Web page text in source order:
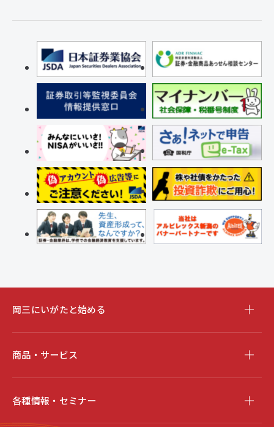
岡三にいがたと始める
商品・サービス
各種情報・セミナー